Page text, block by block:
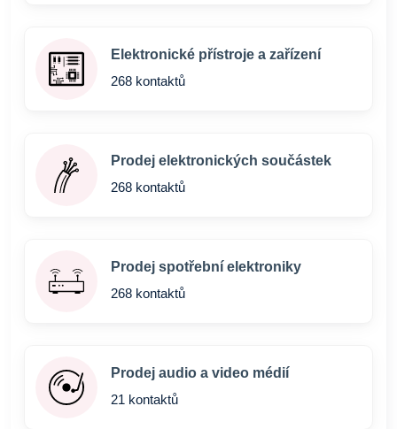
Elektronické přístroje a zařízení
268 kontaktů
Prodej elektronických součástek
268 kontaktů
Prodej spotřební elektroniky
268 kontaktů
Prodej audio a video médií
21 kontaktů